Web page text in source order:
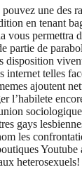
une des
en tenant
vous permettra
partie de
disposition
internet telles
ajoutent
l’habilete
gays
les
heterosexuels!